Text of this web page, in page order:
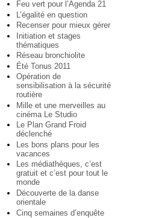
Feu vert pour l’Agenda 21
L’égalité en question
Recenser pour mieux gérer
Initiation et stages
thématiques
Réseau bronchiolite
Été Tonus 2011
Opération de
sensibilisation à la sécurité
routière
Mille et une merveilles au
cinéma Le Studio
Le Plan Grand Froid
déclenché
Les bons plans pour les
vacances
Les médiathèques, c’est
gratuit et c’est pour tout le
monde
Découverte de la danse
orientale
Cinq semaines d’enquête